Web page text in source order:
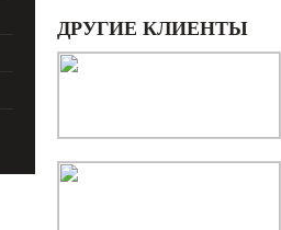
ДРУГИЕ КЛИЕНТЫ